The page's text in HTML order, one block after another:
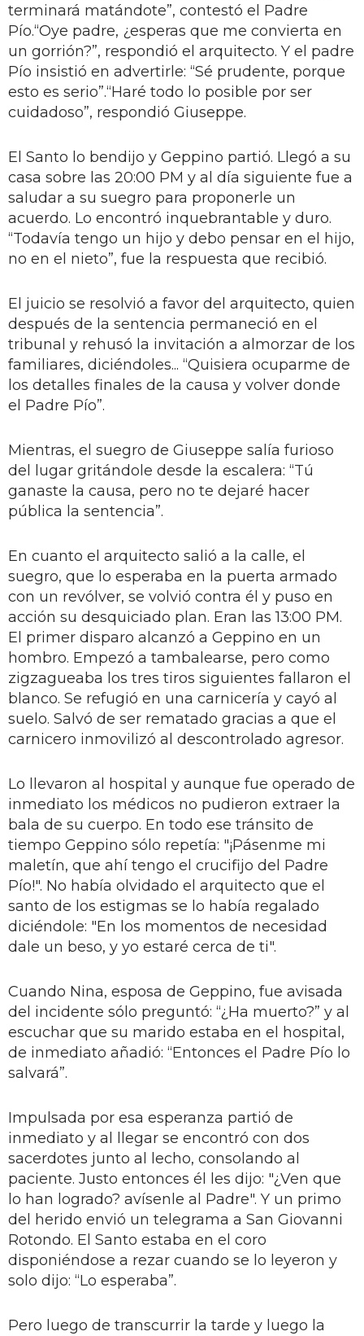
terminará matándote”, contestó el Padre
Pío.“Oye padre, ¿esperas que me convierta en
un gorrión?”, respondió el arquitecto. Y el padre
Pío insistió en advertirle: “Sé prudente, porque
esto es serio”.“Haré todo lo posible por ser
cuidadoso”, respondió Giuseppe.
El Santo lo bendijo y Geppino partió. Llegó a su
casa sobre las 20:00 PM y al día siguiente fue a
saludar a su suegro para proponerle un
acuerdo. Lo encontró inquebrantable y duro.
“Todavía tengo un hijo y debo pensar en el hijo,
no en el nieto”, fue la respuesta que recibió.
El juicio se resolvió a favor del arquitecto, quien
después de la sentencia permaneció en el
tribunal y rehusó la invitación a almorzar de los
familiares, diciéndoles... “Quisiera ocuparme de
los detalles finales de la causa y volver donde
el Padre Pío”.
Mientras, el suegro de Giuseppe salía furioso
del lugar gritándole desde la escalera: “Tú
ganaste la causa, pero no te dejaré hacer
pública la sentencia”.
En cuanto el arquitecto salió a la calle, el
suegro, que lo esperaba en la puerta armado
con un revólver, se volvió contra él y puso en
acción su desquiciado plan. Eran las 13:00 PM.
El primer disparo alcanzó a Geppino en un
hombro. Empezó a tambalearse, pero como
zigzagueaba los tres tiros siguientes fallaron el
blanco. Se refugió en una carnicería y cayó al
suelo. Salvó de ser rematado gracias a que el
carnicero inmovilizó al descontrolado agresor.
Lo llevaron al hospital y aunque fue operado de
inmediato los médicos no pudieron extraer la
bala de su cuerpo. En todo ese tránsito de
tiempo Geppino sólo repetía: "¡Pásenme mi
maletín, que ahí tengo el crucifijo del Padre
Pío!". No había olvidado el arquitecto que el
santo de los estigmas se lo había regalado
diciéndole: "En los momentos de necesidad
dale un beso, y yo estaré cerca de ti".
Cuando Nina, esposa de Geppino, fue avisada
del incidente sólo preguntó: “¿Ha muerto?” y al
escuchar que su marido estaba en el hospital,
de inmediato añadió: “Entonces el Padre Pío lo
salvará”.
Impulsada por esa esperanza partió de
inmediato y al llegar se encontró con dos
sacerdotes junto al lecho, consolando al
paciente. Justo entonces él les dijo: "¿Ven que
lo han logrado? avísenle al Padre". Y un primo
del herido envió un telegrama a San Giovanni
Rotondo. El Santo estaba en el coro
disponiéndose a rezar cuando se lo leyeron y
solo dijo: “Lo esperaba”.
Pero luego de transcurrir la tarde y luego la